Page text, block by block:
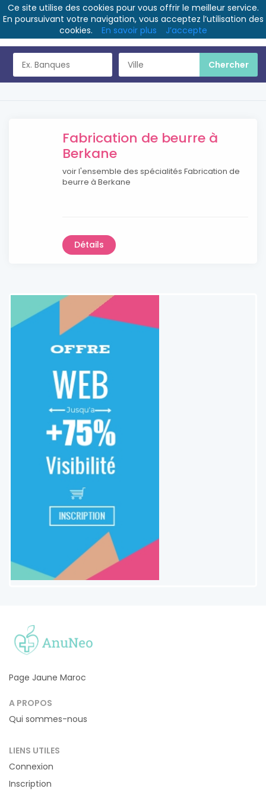
Fabrication de beurre à
Berkane
voir l'ensemble des spécialités Fabrication de
beurre à Berkane
Détails
Page Jaune Maroc
A PROPOS
Qui sommes-nous
LIENS UTILES
Connexion
Inscription
Ce site utilise des cookies pour vous offrir le meilleur service.
En poursuivant votre navigation, vous acceptez l’utilisation des
cookies.
En savoir plus J’accepte